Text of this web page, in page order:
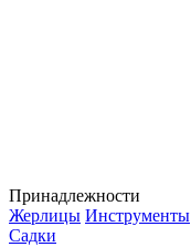
Принадлежности
Жерлицы Инструменты
Садки